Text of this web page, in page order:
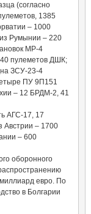
(согласно
1385
– 1000
Румынии – 220
МР-4
пулеметов ДШК;
ЗСУ-23-4
ПУ 9П151
– 12 БРДМ-2, 41
АГС-17, 17
Австрии – 1700
– 600
оборонного
евро. По
в Болгарии